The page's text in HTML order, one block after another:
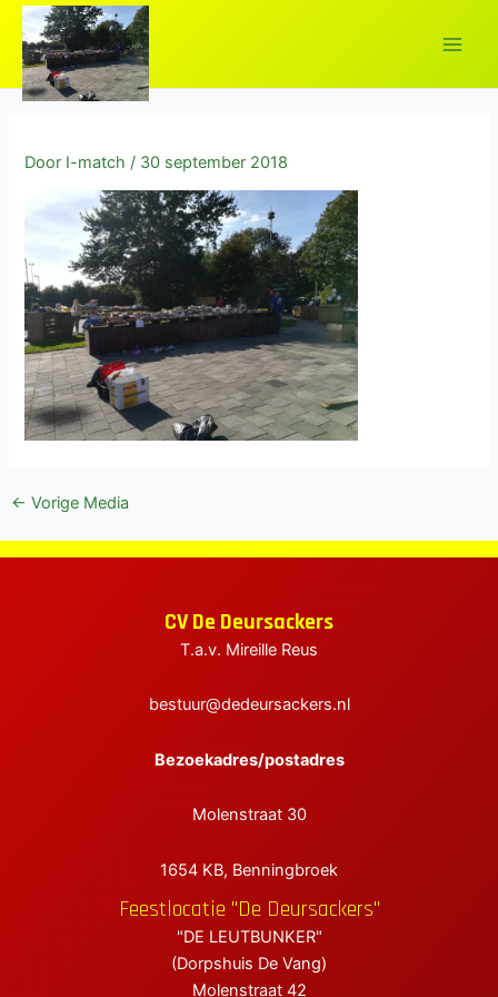
naar
inhoud
Door I-match / 30 september 2018
Bericht
← Vorige Media
CV De Deursackers
T.a.v. Mireille Reus
bestuur@dedeursackers.nl
Bezoekadres/postadres
Molenstraat 30
1654 KB, Benningbroek
Feestlocatie "De Deursackers"
"DE LEUTBUNKER"
(Dorpshuis De Vang)
Molenstraat 42